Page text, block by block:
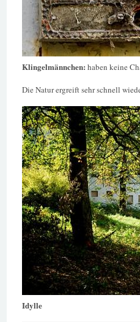
Klingelmännchen: haben keine
Die Natur ergreift sehr schnell
Idylle